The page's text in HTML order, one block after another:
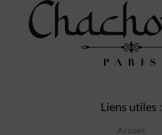
Liens utiles :
Accueil